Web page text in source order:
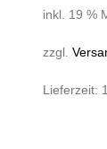
inkl. 19 %
zzgl.
Lieferzeit: